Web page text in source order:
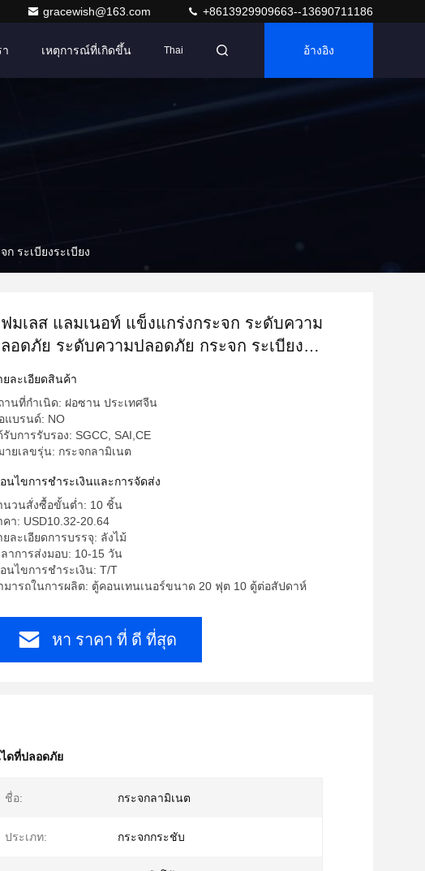
gracewish@163.com +8613929909663--13690711186
เหตุการณ์ที่เกิดขึ้น Thai อ้างอิง
ระเบียงระเบียง
มเลส แลมเนอท์ แข็งแกร่งกระจก ระดับความ
อดภัย ระดับความปลอดภัย กระจก ระเบียง
ยละเอียดสินค้า
านที่กำเนิด: ฝอซาน ประเทศจีน
แบรนด์: NO
รับการรับรอง: SGCC, SAI,CE
ายเลขรุ่น: กระจกลามิเนต
อนไขการชําระเงินและการจัดส่ง
นวนสั่งซื้อขั้นต่ำ: 10 ชิ้น
คา: USD10.32-20.64
ยละเอียดการบรรจุ: ลังไม้
ลาการส่งมอบ: 10-15 วัน
อนไขการชำระเงิน: T/T
มารถในการผลิต: ตู้คอนเทนเนอร์ขนาด 20 ฟุต 10 ตู้ต่อสัปดาห์
หา ราคา ที่ ดี ที่สุด
ดที่ปลอดภัย
ชื่อ: กระจกลามิเนต
ประเภท: กระจกกระชับ